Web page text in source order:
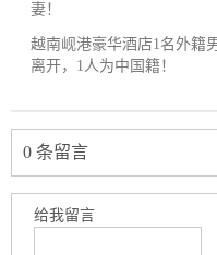
妻！
越南岘港豪华酒店1名外籍
离开，1人为中国籍！
0 条留言
给我留言